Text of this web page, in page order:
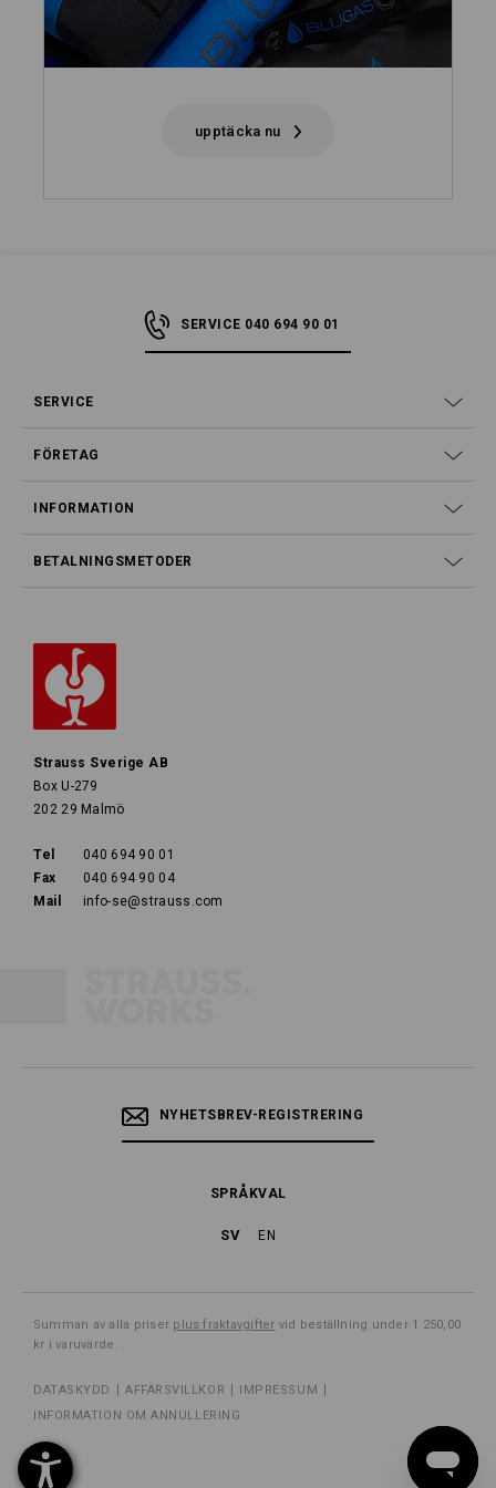
upptäcka nu
SERVICE 040 694 90 01
SERVICE
FÖRETAG
INFORMATION
BETALNINGSMETODER
Strauss Sverige AB
Box U-279
202 29 Malmö
Tel
040 694 90 01
Fax
040 694 90 04
Mail
info-se@strauss.com
NYHETSBREV-REGISTRERING
SPRÅKVAL
SV EN
Summan av alla priser plus fraktavgifter vid beställning under 1 250,00
kr i varuvärde.
DATASKYDD AFFÄRSVILLKOR
IMPRESSUM
INFORMATION OM ANNULLERING